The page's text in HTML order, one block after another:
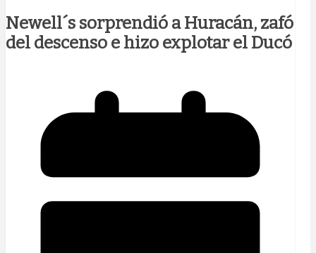
Newell´s sorprendió a Huracán, zafó
del descenso e hizo explotar el Ducó